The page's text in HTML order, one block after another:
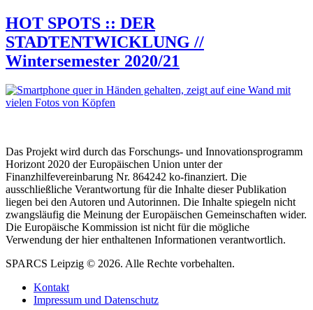
HOT SPOTS :: DER
STADTENTWICKLUNG //
Wintersemester 2020/21
Das Projekt wird durch das Forschungs- und Innovationsprogramm
Horizont 2020 der Europäischen Union unter der
Finanzhilfevereinbarung Nr. 864242 ko-finanziert. Die
ausschließliche Verantwortung für die Inhalte dieser Publikation
liegen bei den Autoren und Autorinnen. Die Inhalte spiegeln nicht
zwangsläufig die Meinung der Europäischen Gemeinschaften wider.
Die Europäische Kommission ist nicht für die mögliche
Verwendung der hier enthaltenen Informationen verantwortlich.
SPARCS Leipzig © 2026. Alle Rechte vorbehalten.
Kontakt
Impressum und Datenschutz